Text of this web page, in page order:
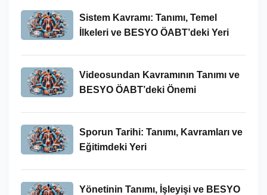
Sistem Kavramı: Tanımı, Temel
İlkeleri ve BESYO ÖABT’deki Yeri
Videosundan Kavramının Tanımı ve
BESYO ÖABT’deki Önemi
Sporun Tarihi: Tanımı, Kavramları ve
Eğitimdeki Yeri
Yönetinin Tanımı, İşleyişi ve BESYO